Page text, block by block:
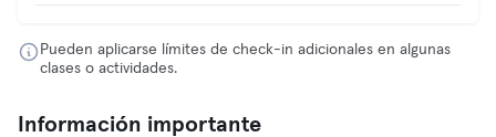
Pueden aplicarse límites de check-in adicionales en algunas
clases o actividades.
Información importante